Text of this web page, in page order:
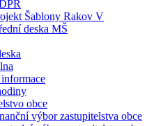
Šablony Rakov V
deska MŠ
obce
výbor zastupitelstva obce